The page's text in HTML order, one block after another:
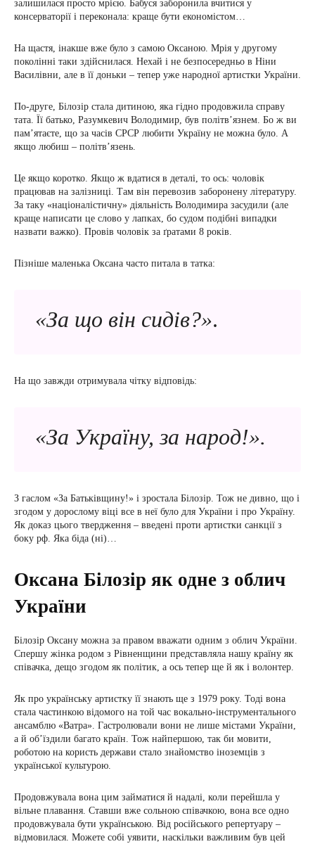
залишилася просто мрією. Бабуся заборонила вчитися у
консерваторії і переконала: краще бути економістом…
На щастя, інакше вже було з самою Оксаною. Мрія у другому
поколінні таки здійснилася. Нехай і не безпосередньо в Ніни
Василівни, але в її доньки – тепер уже народної артистки України.
По-друге, Білозір стала дитиною, яка гідно продовжила справу
тата. Її батько, Разумкевич Володимир, був політв’язнем. Бо ж ви
пам’ятаєте, що за часів СРСР любити Україну не можна було. А
якщо любиш – політв’язень.
Це якщо коротко. Якщо ж вдатися в деталі, то ось: чоловік
працював на залізниці. Там він перевозив заборонену літературу.
За таку «націоналістичну» діяльність Володимира засудили (але
краще написати це слово у лапках, бо судом подібні випадки
назвати важко). Провів чоловік за ґратами 8 років.
Пізніше маленька Оксана часто питала в татка:
«За що він сидів?».
На що завжди отримувала чітку відповідь:
«За Україну, за народ!».
З гаслом «За Батьківщину!» і зростала Білозір. Тож не дивно, що і
згодом у дорослому віці все в неї було для України і про Україну.
Як доказ цього твердження – введені проти артистки санкції з
боку рф. Яка біда (ні)…
Оксана Білозір як одне з облич
України
Білозір Оксану можна за правом вважати одним з облич України.
Спершу жінка родом з Рівненщини представляла нашу країну як
співачка, дещо згодом як політик, а ось тепер ще й як і волонтер.
Як про українську артистку її знають ще з 1979 року. Тоді вона
стала частинкою відомого на той час вокально-інструментального
ансамблю «Ватра». Гастролювали вони не лише містами України,
а й об’їздили багато країн. Тож найпершою, так би мовити,
роботою на користь держави стало знайомство іноземців з
української культурою.
Продовжувала вона цим займатися й надалі, коли перейшла у
вільне плавання. Ставши вже сольною співачкою, вона все одно
продовжувала бути українською. Від російського репертуару –
відмовилася. Можете собі уявити, наскільки важливим був цей